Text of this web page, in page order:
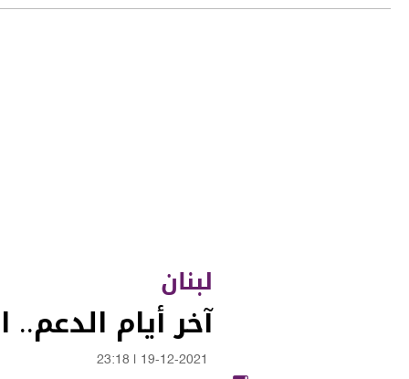
لبنان
آخر أيام
19-12-2021
23:18